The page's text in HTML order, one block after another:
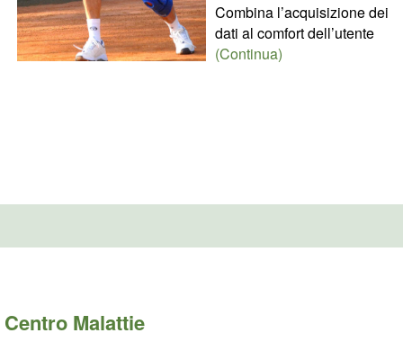
Combina l’acquisizione dei
dati al comfort dell’utente
(Continua)
Centro Malattie